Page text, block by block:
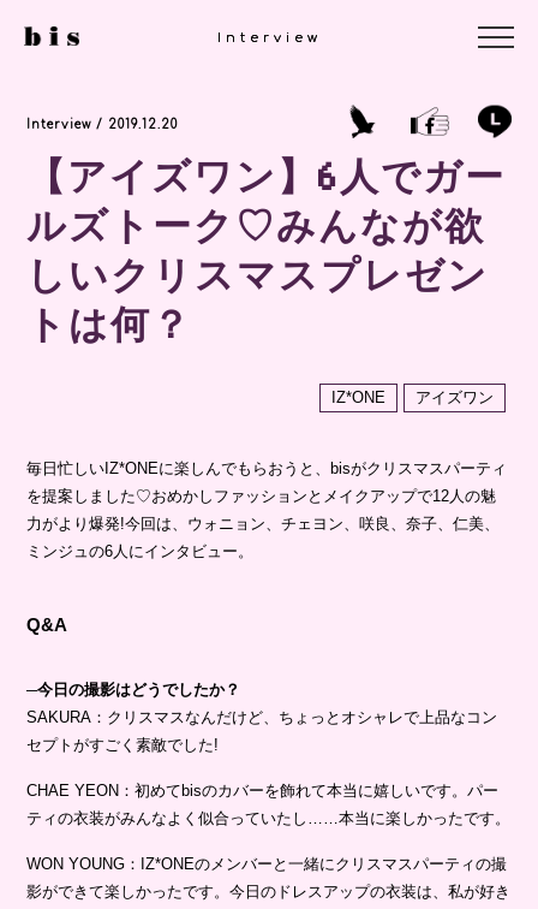
Interview
Interview / 2019.12.20
【アイズワン】6人でガー
ルズトーク♡みんなが欲
しいクリスマスプレゼン
トは何？
IZ*ONE アイズワン
毎日忙しいIZ*ONEに楽しんでもらおうと、bisがクリスマスパーティ
を提案しました♡おめかしファッションとメイクアップで12人の魅
力がより爆発!今回は、ウォニョン、チェヨン、咲良、奈子、仁美、
ミンジュの6人にインタビュー。
Q&A
─今日の撮影はどうでしたか？
SAKURA：クリスマスなんだけど、ちょっとオシャレで上品なコン
セプトがすごく素敵でした!
CHAE YEON：初めてbisのカバーを飾れて本当に嬉しいです。パー
ティの衣装がみんなよく似合っていたし……本当に楽しかったです。
WON YOUNG：IZ*ONEのメンバーと一緒にクリスマスパーティの撮
影ができて楽しかったです。今日のドレスアップの衣装は、私が好き
Interview